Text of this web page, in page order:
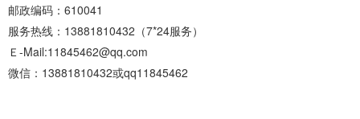
邮政编码：610041
服务热线：13881810432（7*24服务）
Ｅ-Mail:11845462@qq.com
微信：13881810432或qq11845462